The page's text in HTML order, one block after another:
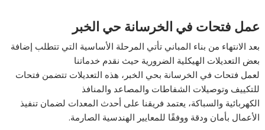
عمل فتحات في الخرسانة حي الخبر
بعد الانتهاء من بناء المباني تأتي المرحلة الأساسية التي تتطلب إضافة
بعض التعديلات الهيكلية الضرورية حيث نقدم خدماتنا
لعمل فتحات في الخرسانة بحي الخبر، هذه التعديلات تتضمن فتحات
للتكييف وتوصيلات الشفاطات والمصاعد والمنافذ
الكهربائية والسباكة، يعتمد فريقنا على أحدث المعدات لضمان تنفيذ
الأعمال بأمان ودقة ووفقًا للمعايير الهندسية الصارمة.